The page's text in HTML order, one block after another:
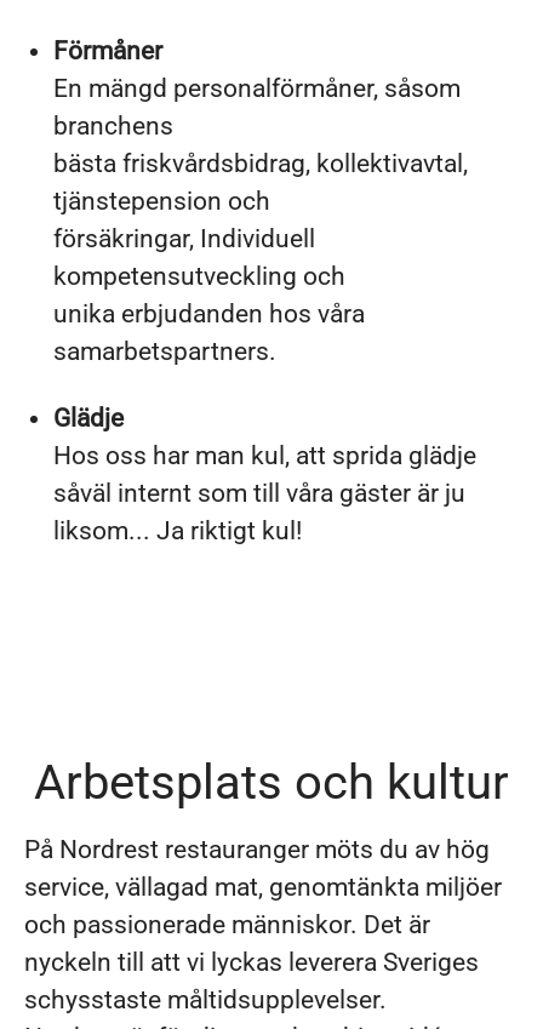
Förmåner
En mängd personalförmåner, såsom
branchens
bästa friskvårdsbidrag, kollektivavtal,
tjänstepension och
försäkringar, Individuell
kompetensutveckling och
unika erbjudanden hos våra
samarbetspartners.
Glädje
Hos oss har man kul, att sprida glädje
såväl internt som till våra gäster är ju
liksom... Ja riktigt kul!
Arbetsplats och kultur
På Nordrest restauranger möts du av hög
service, vällagad mat, genomtänkta miljöer
och passionerade människor. Det är
nyckeln till att vi lyckas leverera Sveriges
schysstaste måltidsupplevelser.